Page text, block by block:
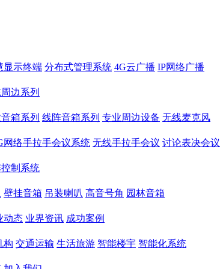
显示终端 分布式管理系统 4G云广播 IP网络广播
边系列
箱系列 线阵音箱系列 专业周边设备 无线麦克风
网络手拉手会议系统 无线手拉手会议 讨论表决会议
制系统
壁挂音箱 吊装喇叭 高音号角 园林音箱
动态 业界资讯 成功案例
构 交通运输 生活旅游 智能楼宇 智能化系统